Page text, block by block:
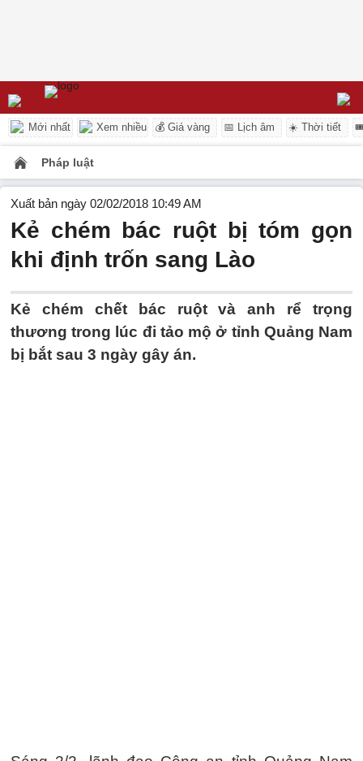
Mới nhất Xem nhiều 💰 Giá vàng 📅 Lịch âm ☀️ Thời tiết
Pháp luật
Xuất bản ngày 02/02/2018 10:49 AM
Kẻ chém bác ruột bị tóm gọn
khi định trốn sang Lào
Kẻ chém chết bác ruột và anh rể trọng
thương trong lúc đi tảo mộ ở tỉnh Quảng Nam
bị bắt sau 3 ngày gây án.